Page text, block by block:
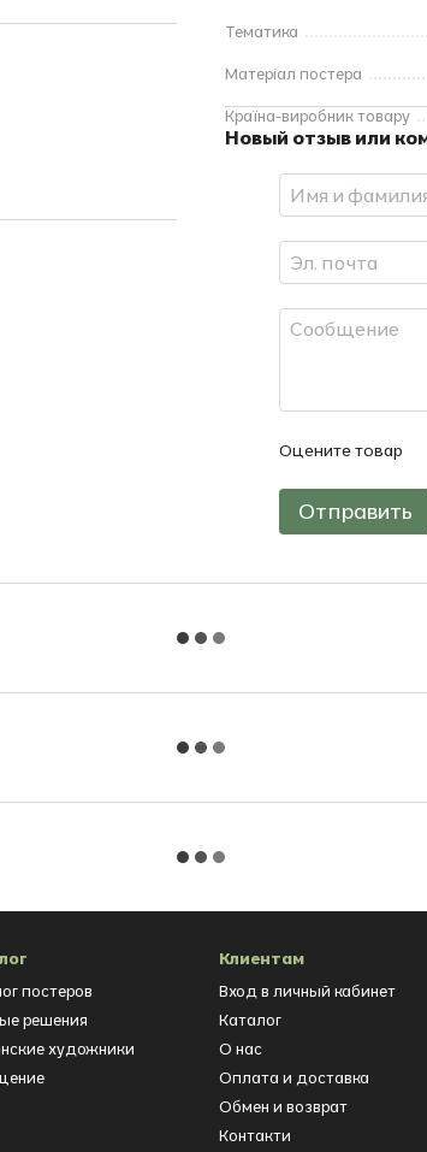
Тематика
Матеріал постера
Країна-виробник товару
Новый отзыв или
Оцените товар
Отправить
постеров
решения
художники
Клиентам
Вход в личный кабинет
Каталог
О нас
Оплата и доставка
Обмен и возврат
Контакти